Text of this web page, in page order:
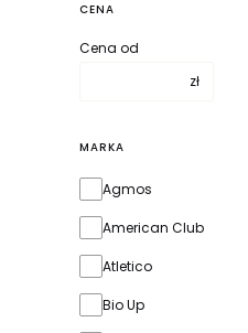
CENA
Cena od
zł
MARKA
Marka
Agmos
American Club
Atletico
Bio Up